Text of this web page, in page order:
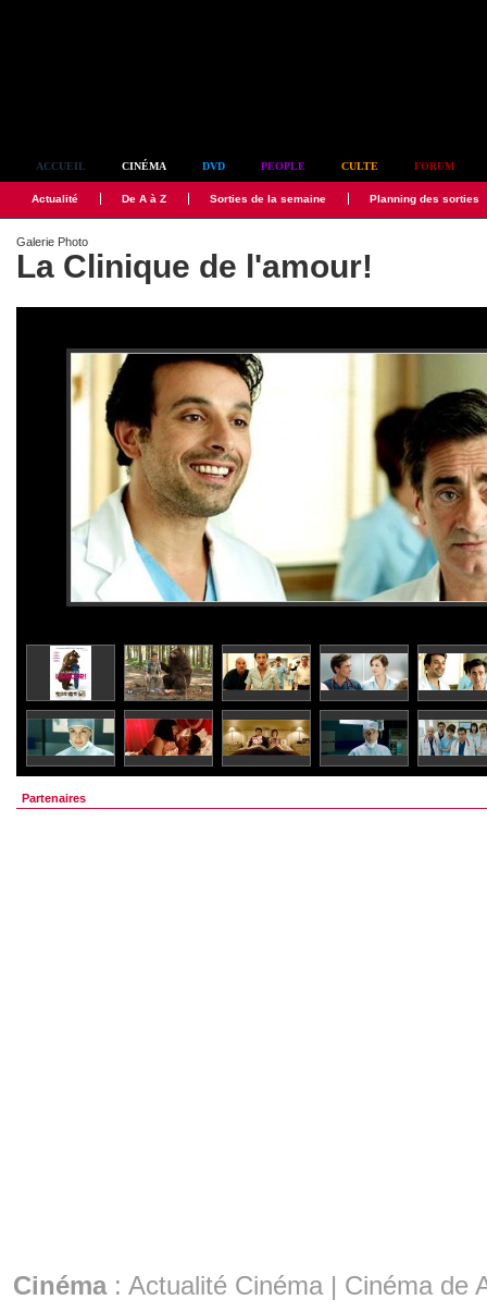
ACCUEIL CINÉMA DVD PEOPLE CULTE FORUM
Actualité De A à Z Sorties de la semaine Planning des sorties
Galerie Photo
La Clinique de l'amour!
Partenaires
Cinéma: Actualité Cinéma | Cinéma de